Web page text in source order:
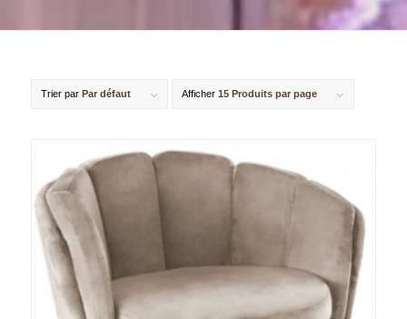
Trier par Par défaut Afficher 15 Produits par page